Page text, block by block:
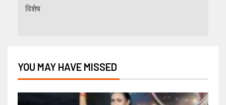
विशेष
YOU MAY HAVE MISSED